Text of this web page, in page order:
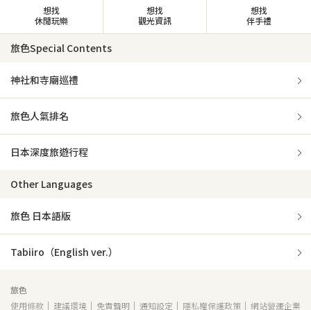
想找
休閒玩樂
想找
觀光資訊
想找
伴手禮
旅色Special Contents
神社和寺廟巡禮
旅色人氣排名
日本深度旅遊行程
Other Languages
旅色 日本語版
Tabiiro（English ver.）
旅色
使用條款
建議環境 免責聲明 通知設定 隱私權保護政策 網站營運企業